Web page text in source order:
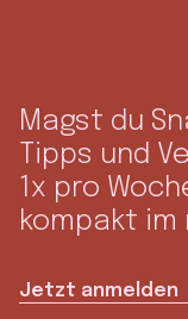
Magst du
Tipps und
1x pro
kompakt im
Jetzt anmelden